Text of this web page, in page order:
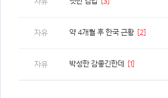
자유 약 4개월 후 한국 근황 [2]
자유 박성한 감좋긴한데 [1]